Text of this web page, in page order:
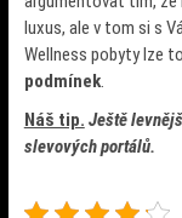
luxus, ale v tom si s
Wellness pobyty lze
podmínek.
Náš tip. Ještě
slevových portálů.